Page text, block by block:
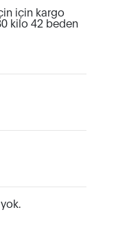
için kargo
kilo 42 beden